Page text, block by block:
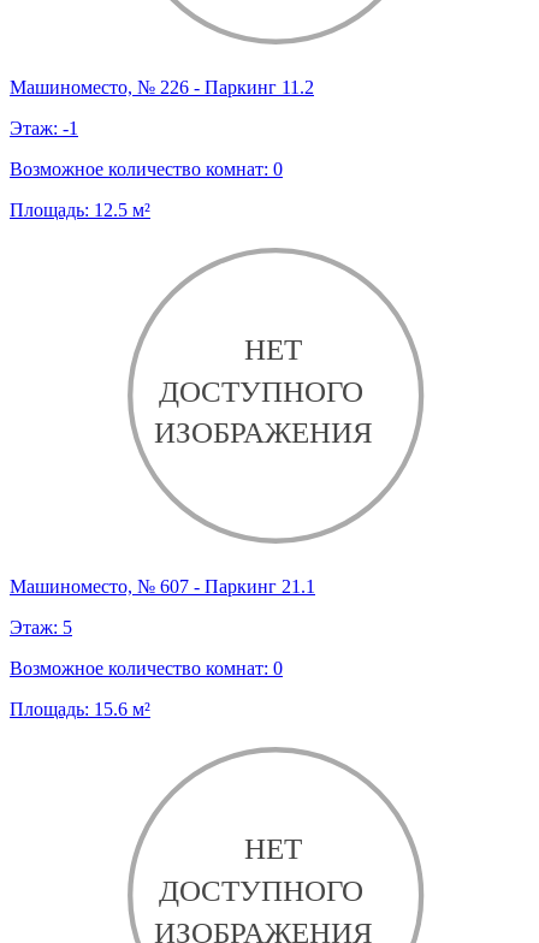
Машиноместо, № 226 - Паркинг 11.2
Этаж: -1
Возможное количество комнат: 0
Площадь: 12.5 м²
Машиноместо, № 607 - Паркинг 21.1
Этаж: 5
Возможное количество комнат: 0
Площадь: 15.6 м²